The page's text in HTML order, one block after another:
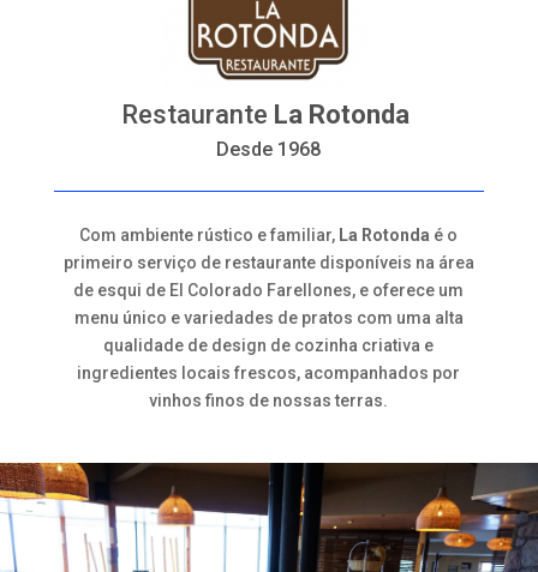
Restaurante La Rotonda
Desde 1968
Com ambiente rústico e familiar, La Rotonda é o
primeiro serviço de restaurante disponíveis na área
de esqui de El Colorado Farellones, e oferece um
menu único e variedades de pratos com uma alta
qualidade de design de cozinha criativa e
ingredientes locais frescos, acompanhados por
vinhos finos de nossas terras.